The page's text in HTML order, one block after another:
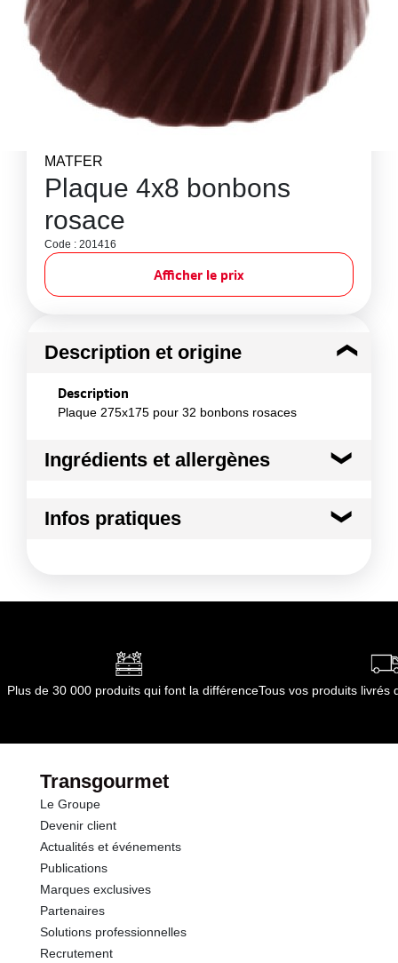
MATFER
Plaque 4x8 bonbons
rosace
Code : 201416
Afficher le prix
Description et origine
Description
Plaque 275x175 pour 32 bonbons rosaces
Ingrédients et allergènes
Matière principale : Bio copolyester
Infos pratiques
Durée totale du produit :non applicable
Opérations
Plus de 30 000 produits qui font la différenceTous vos produits livrés
Transgourmet
Le Groupe
Devenir client
Actualités et événements
Publications
Marques exclusives
Partenaires
Solutions professionnelles
Recrutement